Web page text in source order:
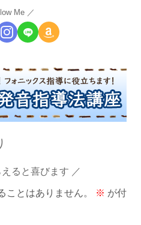
Me
ると喜びます
ことはありません。 ※ が付